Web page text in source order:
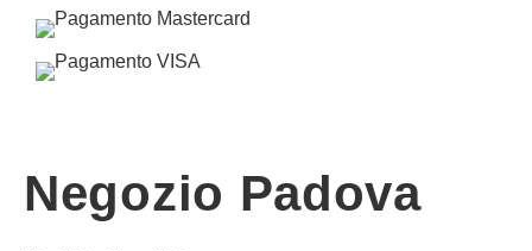
Negozio Padova